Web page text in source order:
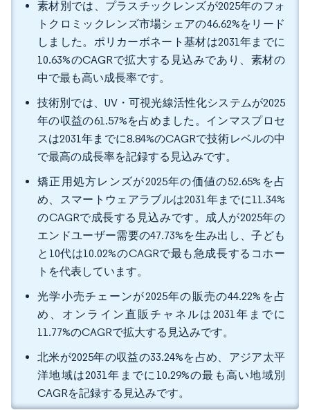
素材別では、プラスチックレンズが2025年のフォ
トクロミックレンズ市場シェアの46.62%をリード
しました。ポリカーボネート基材は2031年までに
10.63%のCAGRで拡大する見込みであり、素材の
中で最も高い成長率です。
技術別では、UV・可視光線活性化システムが2025
年の収益の61.57%を占めました。インマスプロセ
スは2031年までに8.84%のCAGRで技術レベルの中
で最高の成長率を記録する見込みです。
矯正用処方レンズが2025年の価値の52.65%を占
め、スマートウェアラブルは2031年までに11.34%
のCAGRで成長する見込みです。成人が2025年の
エンドユーザー需要の47.73%を生み出し、子ども
と10代は10.02%のCAGRで最も急成長するコホー
トを代表しています。
光学小売チェーンが2025年の販売の44.22%を占
め、オンライン直販チャネルは2031年までに
11.77%のCAGRで拡大する見込みです。
北米が2025年の収益の33.24%を占め、アジア太平
洋地域は2031年までに10.29%の最も高い地域別
CAGRを記録する見込みです。